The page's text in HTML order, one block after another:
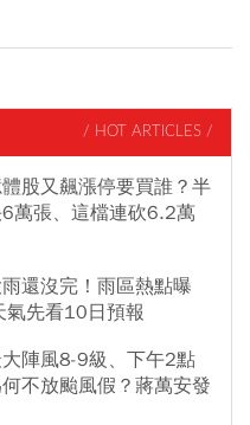
/ HOT ARTICLES /
股又飆漲停要買誰？半
萬張、這檔連砍6.2萬
還沒完！雨區熱點曝
先看10日預報
陣風8-9級、下午2點
不放颱風假？蔣萬安發